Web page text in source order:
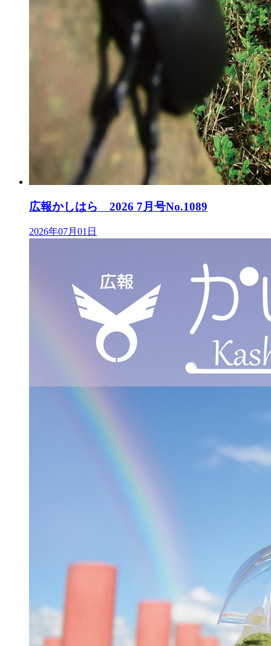
広報かしはら 2026 7月号No.1089
2026年07月01日